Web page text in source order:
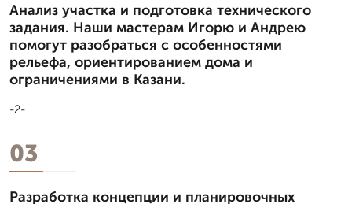
Анализ участка и подготовка технического
задания. Наши мастерам Игорю и Андрею
помогут разобраться с особенностями
рельефа, ориентированием дома и
ограничениями в Казани.
-2-
03
Разработка концепции и планировочных